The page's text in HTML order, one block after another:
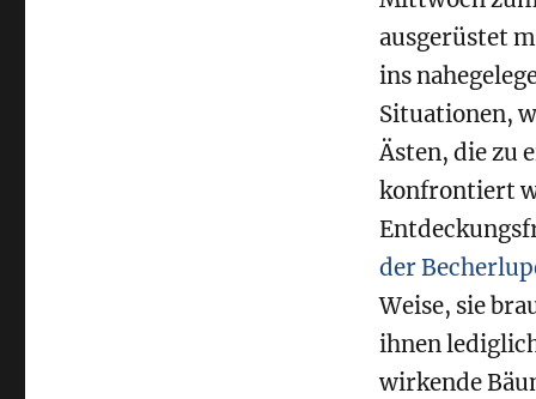
ausgerüstet
ins
Situationen,
Ästen, die zu
konfrontiert
der
Weise, sie
ihnen
wirkende